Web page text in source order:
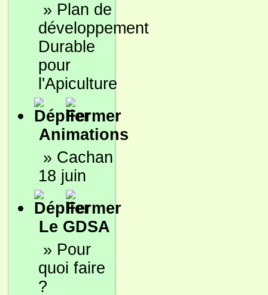
» Plan de
développement
Durable
pour
l'Apiculture
Animations
» Cachan
18 juin
Le GDSA
» Pour
quoi faire
?